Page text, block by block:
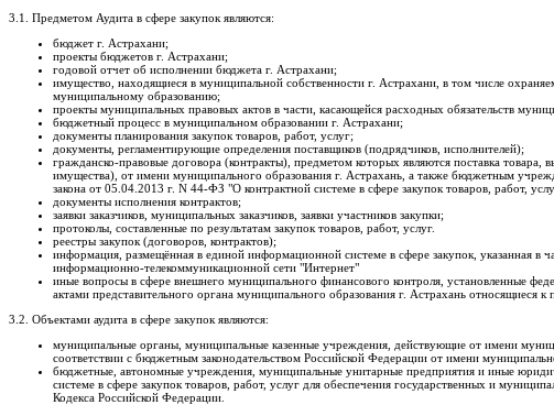
3.1. Предметом Аудита в сфере закупок являются:
бюджет г. Астрахани;
проекты бюджетов г. Астрахани;
годовой отчет об исполнении бюджета г. Астрахани;
имущество, находящиеся в муниципальной собственности г. Астрахани, в том числе
муниципальному образованию;
проекты муниципальных правовых актов в части, касающейся расходных обязательств
бюджетный процесс в муниципальном образовании г. Астрахани;
документы планирования закупок товаров, работ, услуг;
документы, регламентирующие определения поставщиков (подрядчиков, исполнителей);
гражданско-правовые договора (контракты), предметом которых являются поставка
имущества), от имени муниципального образования г. Астрахань, а также бюджетным
закона от 05.04.2013 г. N 44-ФЗ "О контрактной системе в сфере закупок товаров, работ,
документы исполнения контрактов;
заявки заказчиков, муниципальных заказчиков, заявки участников закупки;
протоколы, составленные по результатам закупок товаров, работ, услуг.
реестры закупок (договоров, контрактов);
информация, размещённая в единой информационной системе в сфере закупок, указанная
информационно-телекоммуникационной сети "Интернет"
иные вопросы в сфере внешнего муниципального финансового контроля, установленные
актами представительного органа муниципального образования г. Астрахань относящиеся к
3.2. Объектами аудита в сфере закупок являются:
муниципальные органы, муниципальные казенные учреждения, действующие от имени
соответствии с бюджетным законодательством Российской Федерации от имени
бюджетные, автономные учреждения, муниципальные унитарные предприятия и иные
системе в сфере закупок товаров, работ, услуг для обеспечения государственных и
Кодекса Российской Федерации.